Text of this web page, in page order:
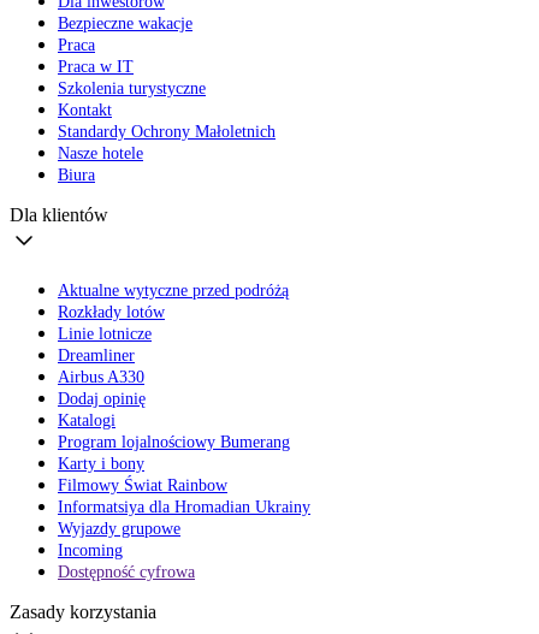
Bezpieczne wakacje
Praca
Praca w IT
Szkolenia turystyczne
Kontakt
Standardy Ochrony Małoletnich
Nasze hotele
Biura
Dla klientów
Aktualne wytyczne przed podróżą
Rozkłady lotów
Linie lotnicze
Dreamliner
Airbus A330
Dodaj opinię
Katalogi
Program lojalnościowy Bumerang
Karty i bony
Filmowy Świat Rainbow
Informatsiya dla Hromadian Ukrainy
Wyjazdy grupowe
Incoming
Dostępność cyfrowa
Zasady korzystania